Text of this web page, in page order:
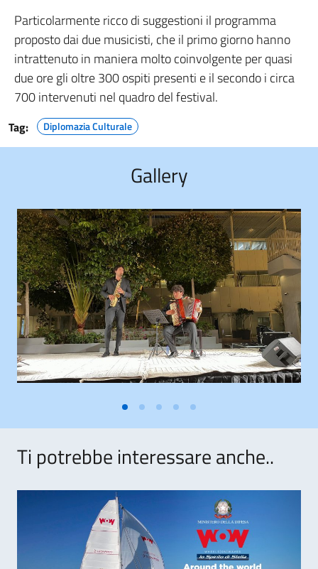
Particolarmente ricco di suggestioni il programma
proposto dai due musicisti, che il primo giorno hanno
intrattenuto in maniera molto coinvolgente per quasi
due ore gli oltre 300 ospiti presenti e il secondo i circa
700 intervenuti nel quadro del festival.
Tag: Diplomazia Culturale
Gallery
Ti potrebbe interessare anche..